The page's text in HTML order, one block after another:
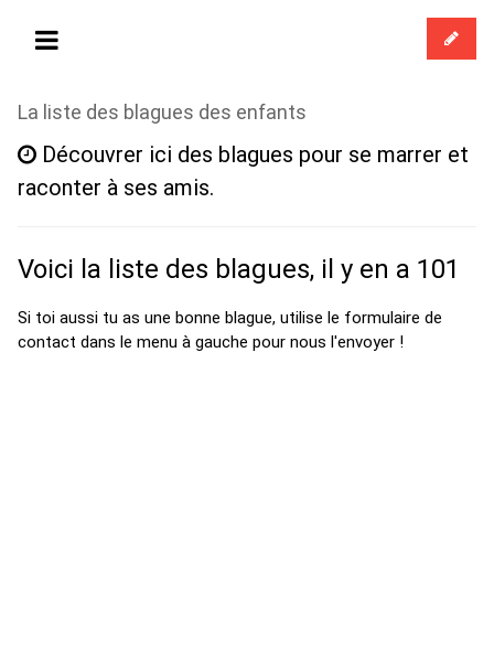
La liste des blagues des enfants
Découvrer ici des blagues pour se marrer et
raconter à ses amis.
Voici la liste des blagues, il y en a 101
Si toi aussi tu as une bonne blague, utilise le formulaire de
contact dans le menu à gauche pour nous l'envoyer !